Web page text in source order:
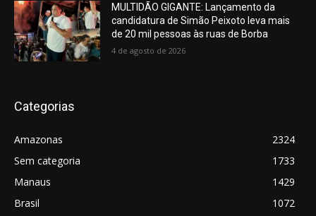
MULTIDÃO GIGANTE: Lançamento da
candidatura de Simão Peixoto leva mais
de 20 mil pessoas às ruas de Borba
4 de agosto de 2026
Categorias
Amazonas
2324
Sem categoria
1733
Manaus
1429
Brasil
1072